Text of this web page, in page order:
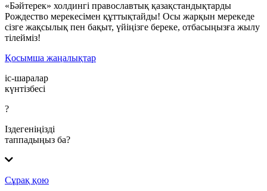
«Бәйтерек» холдингі православтық қазақстандықтарды
Рождество мерекесімен құттықтайды! Осы жарқын мерекеде
сізге жақсылық пен бақыт, үйіңізге береке, отбасыңызға жылу
тілейміз!
Қосымша жаңалықтар
іс-шаралар
күнтізбесі
?
Іздегеніңізді
таппадыңыз ба?
Сұрақ қою